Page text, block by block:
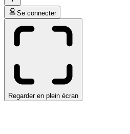
Se connecter
Regarder en plein écran